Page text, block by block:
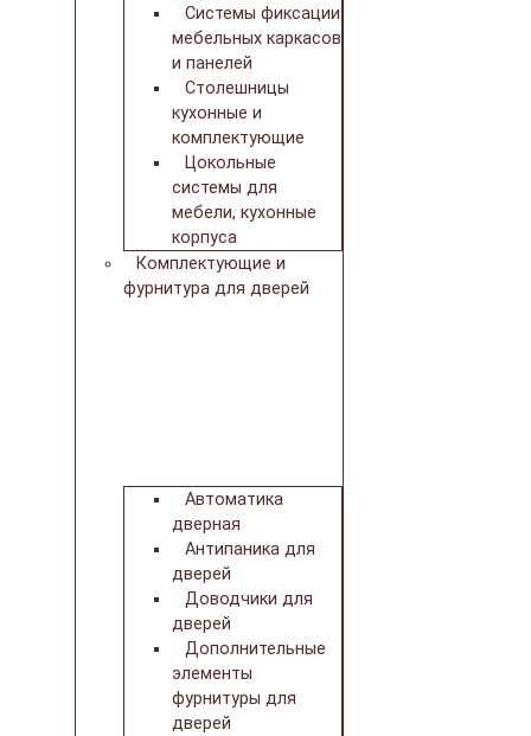
Системы фиксации
мебельных каркасов
и панелей
Столешницы
кухонные и
комплектующие
Цокольные
системы для
мебели, кухонные
корпуса
Комплектующие и
фурнитура для дверей
Автоматика
дверная
Антипаника для
дверей
Доводчики для
дверей
Дополнительные
элементы
фурнитуры для
дверей